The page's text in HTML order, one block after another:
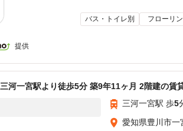
バス・トイレ別 フローリ
提供
三河一宮駅より徒歩5分 築9年11ヶ月 2階建の賃
三河一宮駅 歩5
愛知県豊川市一